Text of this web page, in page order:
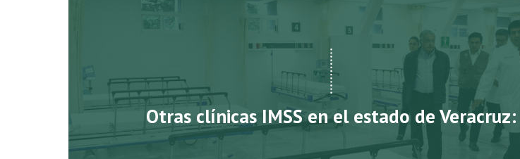
Otras clínicas IMSS en el estado de Veracruz: